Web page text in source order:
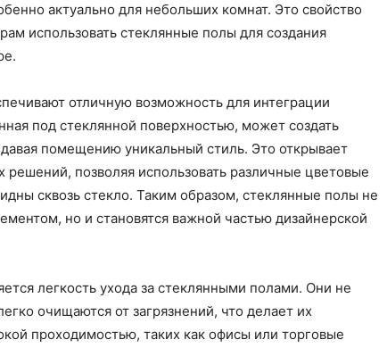
актуально для небольших комнат. Это свойство
использовать стеклянные полы для создания
отличную возможность для интеграции
под стеклянной поверхностью, может создать
помещению уникальный стиль. Это открывает
решений, позволяя использовать различные цветовые
сквозь стекло. Таким образом, стеклянные полы не
но и становятся важной частью дизайнерской
легкость ухода за стеклянными полами. Они не
очищаются от загрязнений, что делает их
проходимостью, таких как офисы или торговые